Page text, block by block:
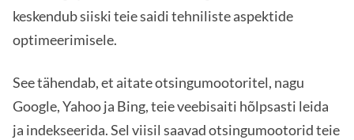
keskendub siiski teie saidi tehniliste aspektide
optimeerimisele.
See tähendab, et aitate otsingumootoritel, nagu
Google, Yahoo ja Bing, teie veebisaiti hõlpsasti leida
ja indekseerida. Sel viisil saavad otsingumootorid teie